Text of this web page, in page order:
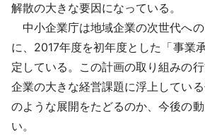
解散の大きな要因になっている。
中小企業庁は地域企業の次世代へ
に、2017年度を初年度とした「事業
定している。この計画の取り組みの
企業の大きな経営課題に浮上してい
のような展開をたどるのか、今後の
い。